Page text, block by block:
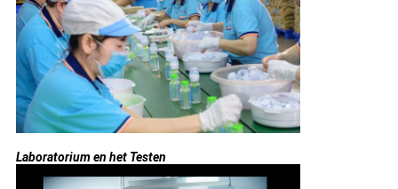
Laboratorium en het Testen